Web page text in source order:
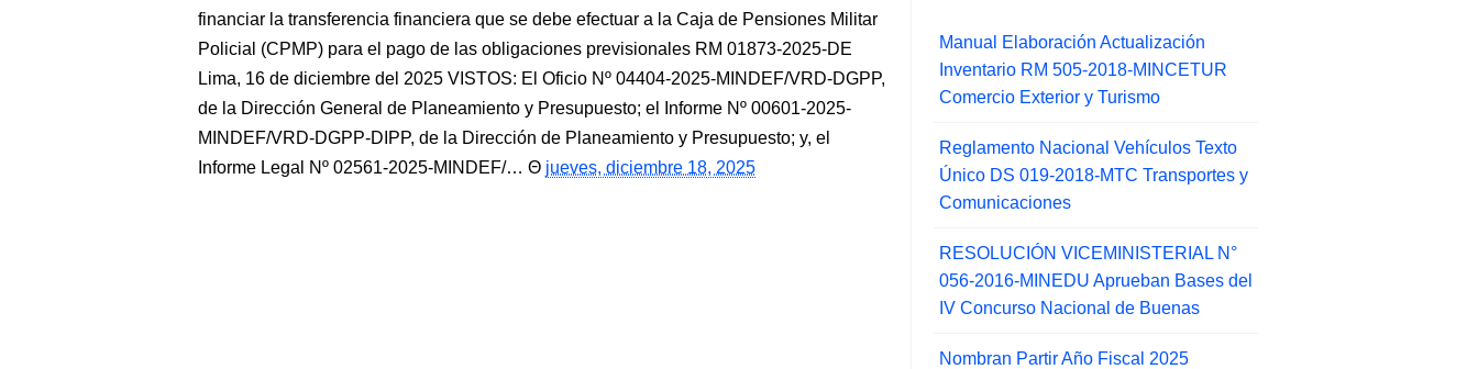
financiar la transferencia financiera que se debe efectuar a la Caja de Pensiones Militar
Policial (CPMP) para el pago de las obligaciones previsionales RM 01873-2025-DE
Lima, 16 de diciembre del 2025 VISTOS: El Oficio Nº 04404-2025-MINDEF/VRD-DGPP,
de la Dirección General de Planeamiento y Presupuesto; el Informe Nº 00601-2025-
MINDEF/VRD-DGPP-DIPP, de la Dirección de Planeamiento y Presupuesto; y, el
Informe Legal Nº 02561-2025-MINDEF/…
jueves, diciembre 18, 2025
Manual Elaboración Actualización
Inventario RM 505-2018-MINCETUR
Comercio Exterior y Turismo
Reglamento Nacional Vehículos Texto
Único DS 019-2018-MTC Transportes y
Comunicaciones
RESOLUCIÓN VICEMINISTERIAL N°
056-2016-MINEDU Aprueban Bases del
IV Concurso Nacional de Buenas
Nombran Partir Año Fiscal 2025